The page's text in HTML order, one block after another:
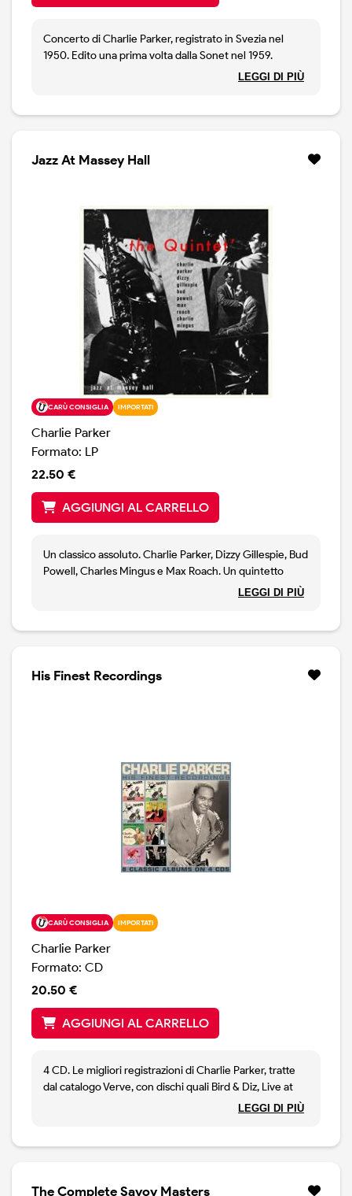
Concerto di Charlie Parker, registrato in Svezia nel
1950. Edito una prima volta dalla Sonet nel 1959.
Questo edizione della Storyville, Danimarca, è della fine
LEGGI DI PIÙ
Jazz At Massey Hall
CARÙ CONSIGLIA IMPORTATI
Charlie Parker
Formato: LP
22.50 €
AGGIUNGI AL CARRELLO
Un classico assoluto. Charlie Parker, Dizzy Gillespie, Bud
Powell, Charles Mingus e Max Roach. Un quintetto
leggendario, dal vivo, assieme, nel 1953 a Toronto.
LEGGI DI PIÙ
His Finest Recordings
CARÙ CONSIGLIA IMPORTATI
Charlie Parker
Formato: CD
20.50 €
AGGIUNGI AL CARRELLO
4 CD. Le migliori registrazioni di Charlie Parker, tratte
dal catalogo Verve, con dischi quali Bird & Diz, Live at
Massey Hall, Charlie Parker Big Band, Charlie Parker
LEGGI DI PIÙ
The Complete Savoy Masters